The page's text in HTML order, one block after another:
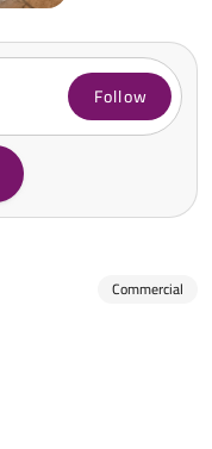
Commercial
Follow